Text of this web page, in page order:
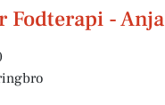
Fodterapi - Anja